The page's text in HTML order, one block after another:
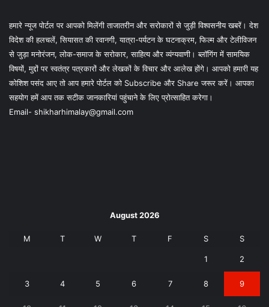
हमारे न्यूज पोर्टल पर आपको मिलेंगी ताजातरीन और सरोकारों से जुड़ी विश्वसनीय खबरें। देश
विदेश की हलचलें, सियासत की रवानगी, यात्रा-पर्यटन के घटनाक्रम, फिल्म और टेलीविजन
से जुड़ा मनोरंजन, लोक-समाज के सरोकार, साहित्य और व्यंग्यवाणी। ब्लॉगिंग में सामयिक
विषयों, मुद्दों पर स्वतंत्र पत्रकारों और लेखकों के विचार और आलेख होंगे। आपको हमारी यह
कोशिश पसंद आए तो आप हमारे पोर्टल को Subscribe और Share जरूर करें। आपका
सहयोग हमें आप तक सटीक जानकारियां पहुंचाने के लिए प्रोत्साहित करेगा।
Email- shikharhimalay@gmail.com
August 2026
M T W T F S S
1 2
3 4 5 6 7 8 9